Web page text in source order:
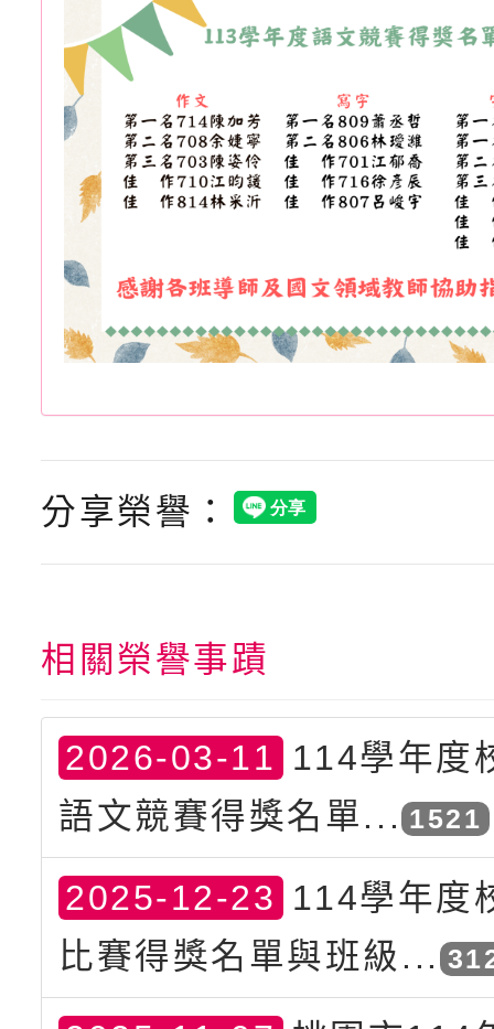
分享榮譽：
相關榮譽事蹟
2026-03-11 114學年度
語文競賽得獎名單... 1521
2025-12-23 114學年度
比賽得獎名單與班級...